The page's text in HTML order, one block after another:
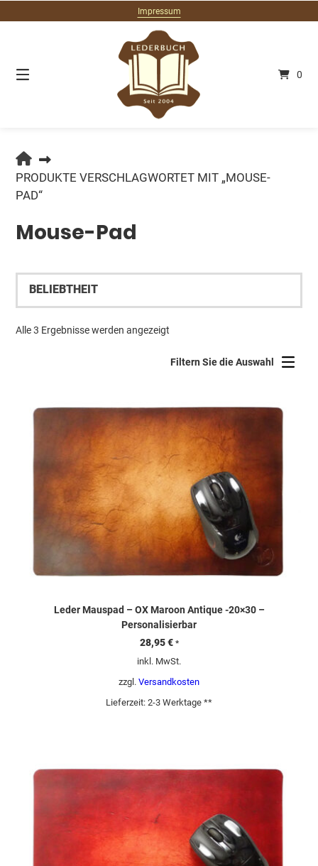
zum
Impressum
0
LEDERBUCH.DE
PRODUKTE VERSCHLAGWORTET MIT „MOUSE-
PAD“
Mouse-Pad
Alle 3 Ergebnisse werden angezeigt
sortiert
Leder Mauspad – OX Maroon Antique -20×30 –
Personalisierbar
28,95€ *
inkl. MwSt.
zzgl. Versandkosten
Lieferzeit: 2-3 Werktage **
Filtern Sie die Auswahl